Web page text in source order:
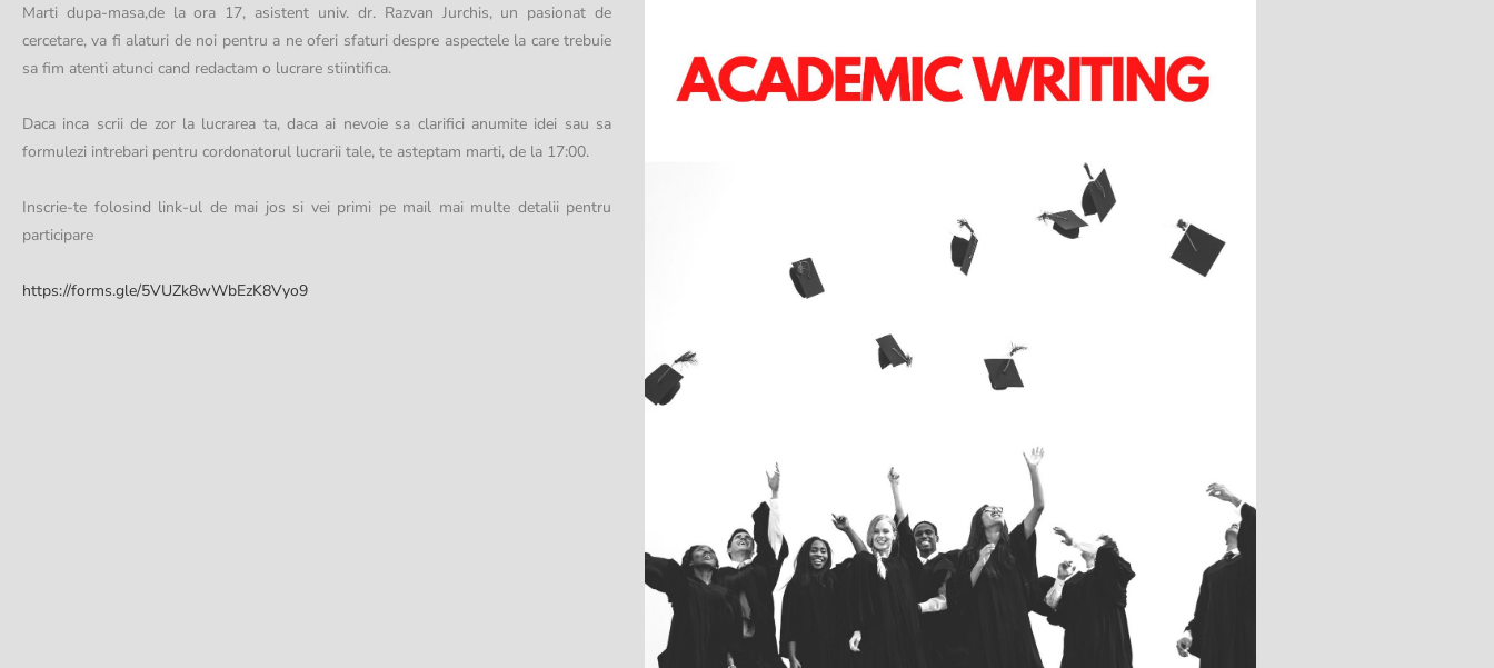
Marti dupa-masa,de la ora 17, asistent univ. dr. Razvan Jurchis, un pasionat de
cercetare, va fi alaturi de noi pentru a ne oferi sfaturi despre aspectele la care trebuie
sa fim atenti atunci cand redactam o lucrare stiintifica.
Daca inca scrii de zor la lucrarea ta, daca ai nevoie sa clarifici anumite idei sau sa
formulezi intrebari pentru cordonatorul lucrarii tale, te asteptam marti, de la 17:00.
Inscrie-te folosind link-ul de mai jos si vei primi pe mail mai multe detalii pentru
participare
https://forms.gle/5VUZk8wWbEzK8Vyo9